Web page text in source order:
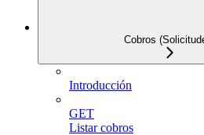
Cobros
Introducción
GET
Listar cobros